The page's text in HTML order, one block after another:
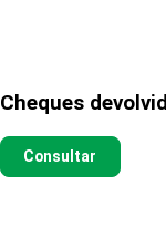
Cheques
Consultar